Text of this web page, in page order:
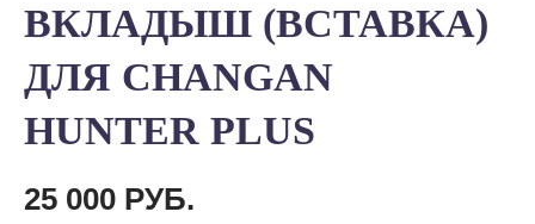
ВКЛАДЫШ (ВСТАВКА)
ДЛЯ CHANGAN
HUNTER PLUS
25 000 РУБ.